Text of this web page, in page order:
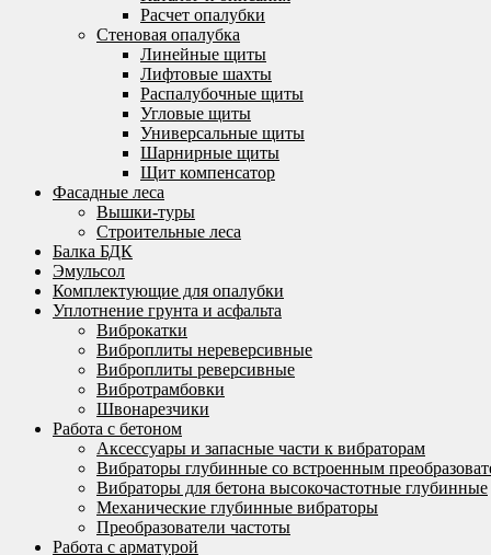
Расчет опалубки
Стеновая опалубка
Линейные щиты
Лифтовые шахты
Распалубочные щиты
Угловые щиты
Универсальные щиты
Шарнирные щиты
Щит компенсатор
Фасадные леса
Вышки-туры
Строительные леса
Балка БДК
Эмульсол
Комплектующие для опалубки
Уплотнение грунта и асфальта
Виброкатки
Виброплиты нереверсивные
Виброплиты реверсивные
Вибротрамбовки
Швонарезчики
Работа с бетоном
Аксессуары и запасные части к вибраторам
Вибраторы глубинные со встроенным
Вибраторы для бетона высокочастотные глубинные
Механические глубинные вибраторы
Преобразователи частоты
Работа с арматурой